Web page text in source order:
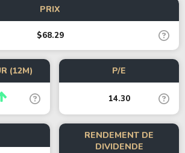
PRIX
$68.29
(12M) P/E
14.30
RENDEMENT DE
DIVIDENDE